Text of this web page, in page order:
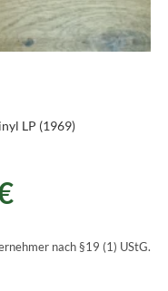
LP (1969)
nach §19 (1) UStG.